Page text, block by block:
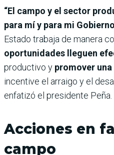
“El campo y el sector
para mí y para mi
Estado trabaja de manera
oportunidades lleguen
productivo y promover
incentive el arraigo y el
enfatizó el presidente Peña.
Acciones en
campo